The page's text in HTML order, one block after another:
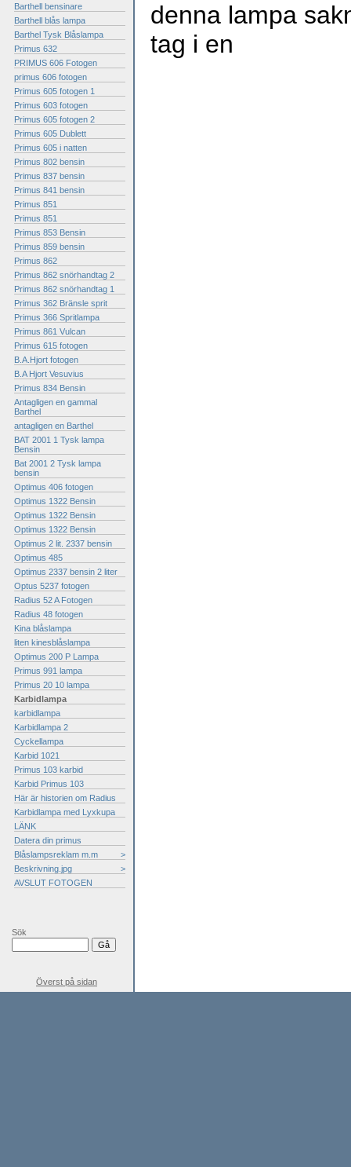
Barthell bensinare
Barthell blås lampa
Barthel Tysk Blåslampa
Primus 632
PRIMUS 606 Fotogen
primus 606 fotogen
Primus 605 fotogen 1
Primus 603 fotogen
Primus 605 fotogen 2
Primus 605 Dublett
Primus 605 i natten
Primus 802 bensin
Primus 837 bensin
Primus 841 bensin
Primus 851
Primus 851
Primus 853 Bensin
Primus 859 bensin
Primus 862
Primus 862 snörhandtag 2
Primus 862 snörhandtag 1
Primus 362 Bränsle sprit
Primus 366 Spritlampa
Primus 861 Vulcan
Primus 615 fotogen
B.A.Hjort fotogen
B.A Hjort Vesuvius
Primus 834 Bensin
Antagligen en gammal
Barthel
antagligen en Barthel
BAT 2001 1 Tysk lampa
Bensin
Bat 2001 2 Tysk lampa
bensin
Optimus 406 fotogen
Optimus 1322 Bensin
Optimus 1322 Bensin
Optimus 1322 Bensin
Optimus 2 lit. 2337 bensin
Optimus 485
Optimus 2337 bensin 2 liter
Optus 5237 fotogen
Radius 52 A Fotogen
Radius 48 fotogen
Kina blåslampa
liten kinesblåslampa
Optimus 200 P Lampa
Primus 991 lampa
Primus 20 10 lampa
Karbidlampa
karbidlampa
Karbidlampa 2
Cyckellampa
Karbid 1021
Primus 103 karbid
Karbid Primus 103
Här är historien om Radius
Karbidlampa med Lyxkupa
LÄNK
Datera din primus
Blåslampsreklam m.m
>
Beskrivning.jpg
>
AVSLUT FOTOGEN
Sök
denna lampa
tag i en
Överst på sidan